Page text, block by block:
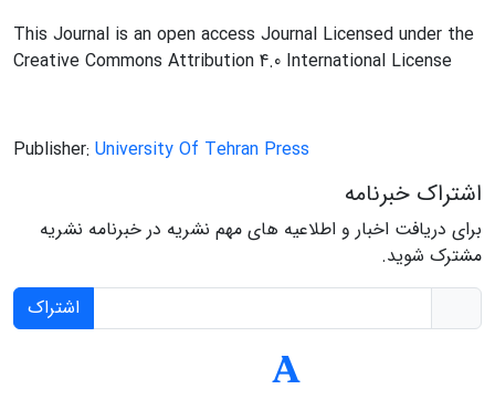
This Journal is an open access Journal Licensed under the
Creative Commons Attribution 4.0 International License
Publisher: University Of Tehran Press
اشتراک خبرنامه
برای دریافت اخبار و اطلاعیه های مهم نشریه در خبرنامه نشریه
مشترک شوید.
اشتراک